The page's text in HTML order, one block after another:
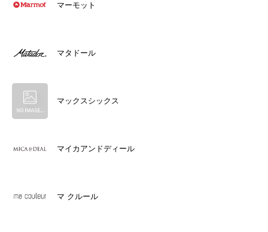
マーモット
マタドール
マックスシックス
マイカアンドディール
マ クルール